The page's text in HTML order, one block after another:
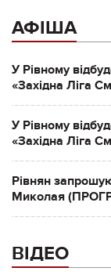
АФІША
У Рівному
«Західна Ліга
У Рівному
«Західна Ліга
Рівнян
Миколая
ВІДЕО